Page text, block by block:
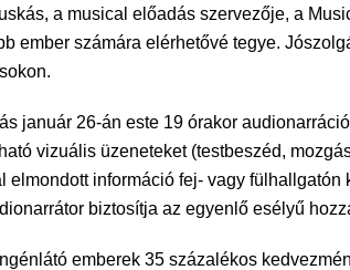
a musical előadás szervezője, a
ember számára elérhetővé tegye.
január 26-án este 19 órakor
vizuális üzeneteket (testbeszéd,
elmondott információ fej- vagy
biztosítja az egyenlő esélyű
emberek 35 százalékos